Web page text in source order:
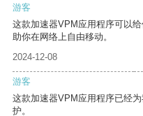
游客
这款加速器VPM应用程序可以
助你在网络上自由移动。
2024-12-08
游客
这款加速器VPM应用程序已经
护。